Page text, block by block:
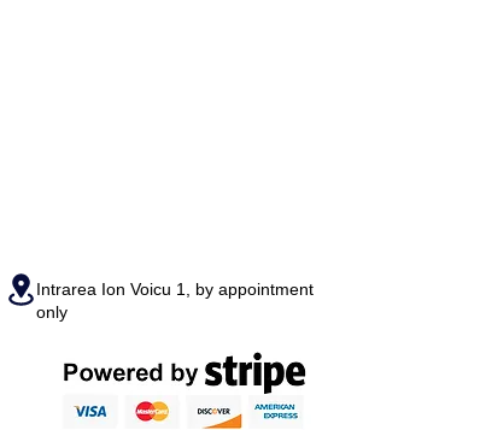
Intrarea Ion Voicu 1, by appointment
only